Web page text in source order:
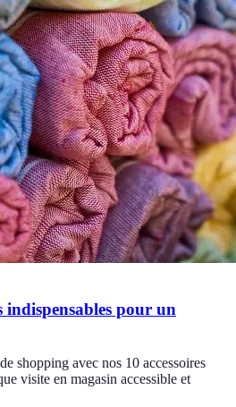
indispensables pour un
shopping avec nos 10 accessoires
visite en magasin accessible et